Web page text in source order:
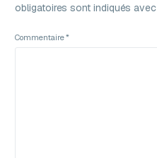
obligatoires sont indiqués avec
Commentaire*